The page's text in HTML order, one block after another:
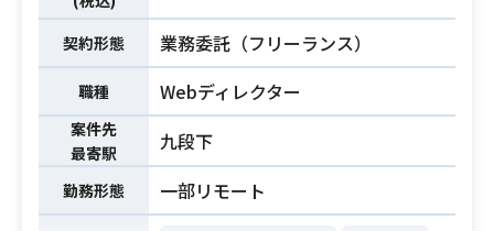
紙媒体などにも携わりたい方
・動画制作の知見のある方
・グローバル企業での就業にご興味
をお持ちの方
弊社経由で稼働している要員は5年以
上稼働しており、
安定・長期稼働が見込める現場で
す！ぜひエントリーをお願いいたし
契約形態 業務委託（フリーランス）
職種 Webディレクター
案件先
最寄駅
九段下
勤務形態 一部リモート